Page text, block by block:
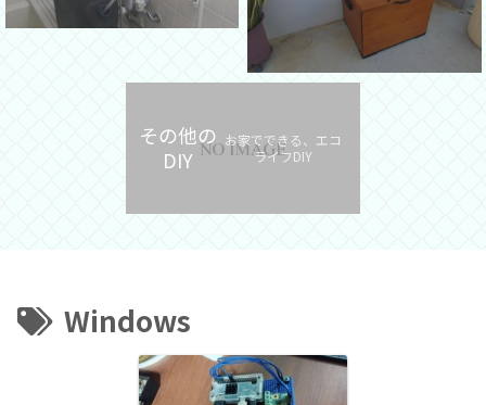
その他の
DIY
お家でできる、エコ
ライフDIY
Windows